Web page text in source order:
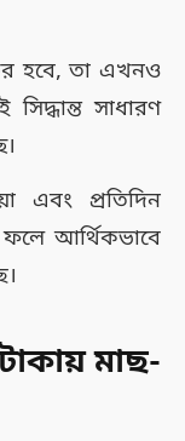
হবে, তা এখনও
সাধারণ
এবং প্রতিদিন
আর্থিকভাবে
মাছ-